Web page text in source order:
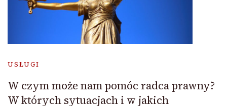
USŁUGI
W czym może nam pomóc radca prawny?
W których sytuacjach i w jakich